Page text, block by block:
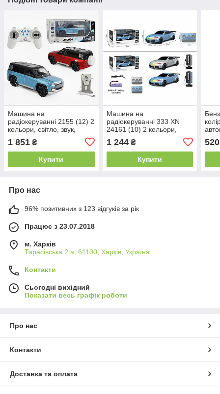
Машина на
радіокеруванні 2155 (12) 2
кольори, світло, звук,
автоматичне паркування,
1:12, обертання на 360°,
1 851 ₴
Купити
Машина на
радіокеруванні 333 XN
24161 (10) 2 кольори,
автоматичне паркування,
ак. 3.7V, пульт 2.4 GHz,
1 244₴
Купити
520
Про нас
96% позитивних з 123 відгуків за рік
Працює з 23.07.2018
м. Харків
Тарасівська 2 а, 61100, Харків, Україна
Контакти
Сьогодні вихідний
Показати весь графік роботи
Про нас
Контакти
Доставка та оплата